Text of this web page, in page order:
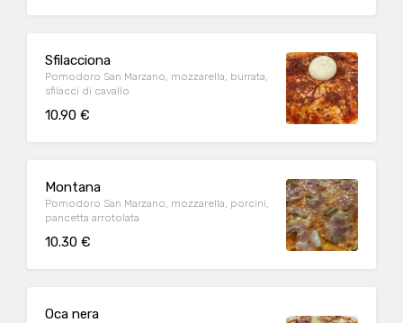
Sfilacciona
Pomodoro San Marzano, mozzarella, burrata,
sfilacci di cavallo
10.90 €
Montana
Pomodoro San Marzano, mozzarella, porcini,
pancetta arrotolata
10.30 €
Oca nera